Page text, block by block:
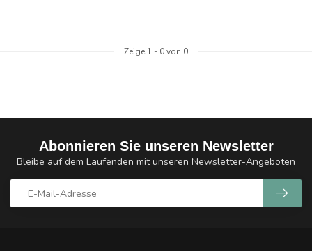
Zeige 1 - 0von 0
Abonnieren Sie unseren Newsletter
Bleibe auf dem Laufenden mit unseren Newsletter-Angeboten